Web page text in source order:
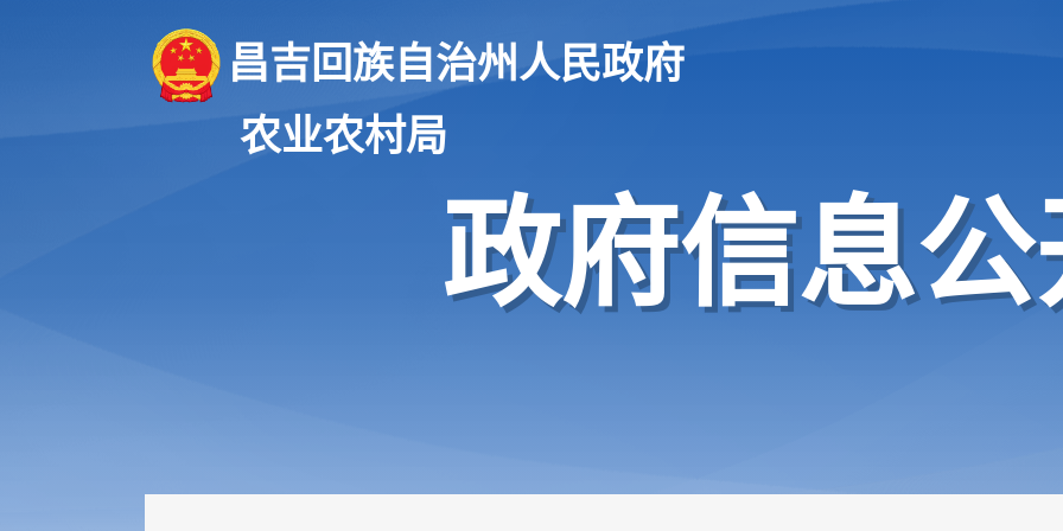
昌吉回族自治州人民政府
农业农村局
政府信息